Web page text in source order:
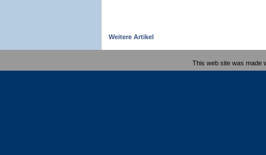
Weitere Artikel
This web site was made